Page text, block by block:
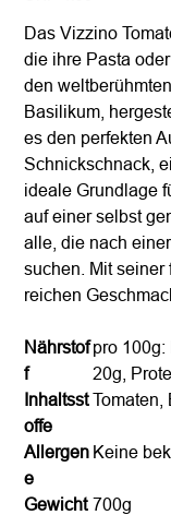
Das Vizzino
die ihre Pasta
den
Basilikum,
es den perfekten
Schnickschnack,
ideale Grundlage
auf einer selbst
alle, die nach
suchen. Mit
reichen
Nährstof
f
pro
20g,
Inhaltsst
offe
Tomaten,
Allergen
e
Keine
Gewicht 700g